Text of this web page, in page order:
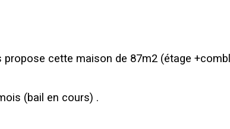
cette maison de 87m2 (étage
(bail en cours) .